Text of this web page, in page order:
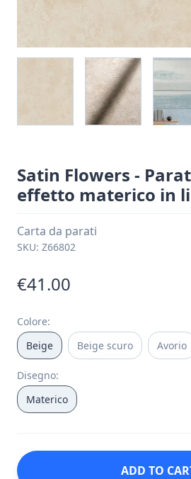
Satin Flowers -
effetto materico in
Carta da parati
SKU: Z66802
€41.00
Colore:
Beige
Beige scuro Avorio
Disegno:
Materico
ADD TO